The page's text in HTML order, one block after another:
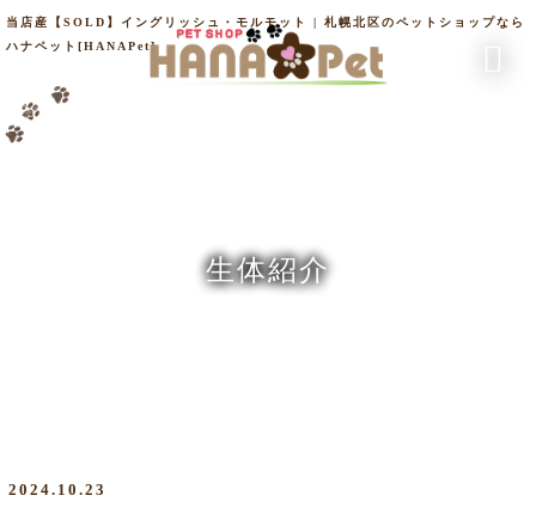
当店産【SOLD】イングリッシュ・モルモット | 札幌北区のペットショップなら
ハナペット[HANAPet]
生体紹介
2024.10.23